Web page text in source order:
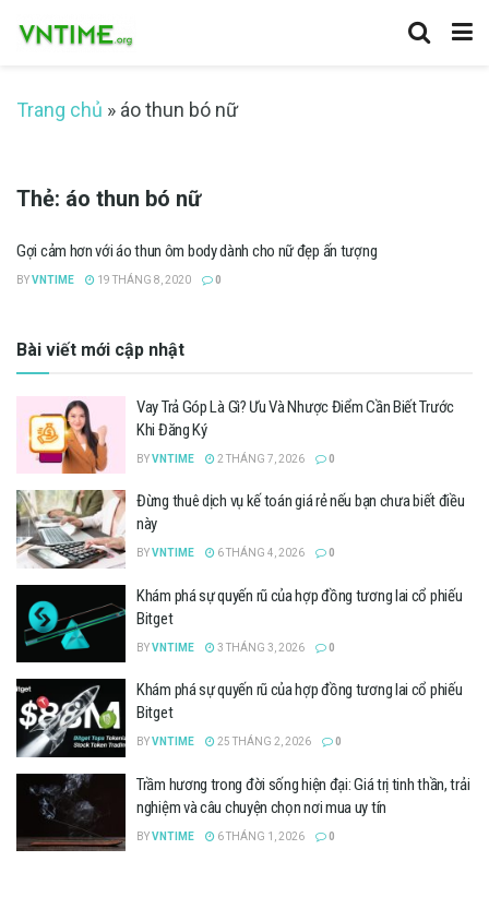
Trang chủ » áo thun bó nữ
Thẻ: áo thun bó nữ
Gợi cảm hơn với áo thun ôm body dành cho nữ đẹp ấn tượng
BYVNTIME 19 THÁNG 8, 2020 0
Bài viết mới cập nhật
Vay Trả Góp Là Gì? Ưu Và Nhược Điểm Cần Biết Trước
Khi Đăng Ký
BYVNTIME 2 THÁNG 7, 2026 0
Đừng thuê dịch vụ kế toán giá rẻ nếu bạn chưa biết điều
này
BYVNTIME 6 THÁNG 4, 2026 0
Khám phá sự quyến rũ của hợp đồng tương lai cổ phiếu
Bitget
BYVNTIME 3 THÁNG 3, 2026 0
Khám phá sự quyến rũ của hợp đồng tương lai cổ phiếu
Bitget
BYVNTIME 25 THÁNG 2, 2026 0
Trầm hương trong đời sống hiện đại: Giá trị tinh thần, trải
nghiệm và câu chuyện chọn nơi mua uy tín
BYVNTIME 6 THÁNG 1, 2026 0